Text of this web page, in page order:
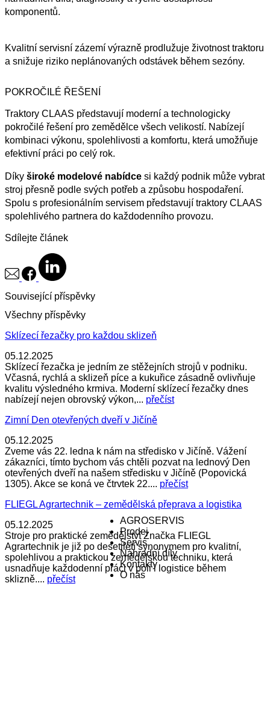
AGROSERVIS
Prodej
Servis
Náhradní díly
Kontakty
O nás
komponentů.
Kvalitní servisní zázemí výrazně prodlužuje životnost traktoru
a snižuje riziko neplánovaných odstávek během sezóny.
POKROČILÉ ŘEŠENÍ
Traktory CLAAS představují moderní a technologicky
pokročilé řešení pro zemědělce všech velikostí. Nabízejí
kombinaci výkonu, spolehlivosti a komfortu, která umožňuje
efektivní práci po celý rok.
Díky široké modelové nabídce si každý podnik může vybrat
stroj přesně podle svých potřeb a způsobu hospodaření.
Spolu s profesionálním servisem představují traktory CLAAS
spolehlivého partnera do každodenního provozu.
Sdílejte článek
Související příspěvky
Všechny příspěvky
Sklízecí řezačky pro každou sklizeň
05.12.2025
Sklízecí řezačka je jedním ze stěžejních strojů v podniku.
Včasná, rychlá a sklizeň píce a kukuřice zásadně ovlivňuje
kvalitu výsledného krmiva. Moderní sklízecí řezačky dnes
nabízejí nejen obrovský výkon,... přečíst
Zimní Den otevřených dveří v Jičíně
05.12.2025
Zveme vás 22. ledna k nám na středisko v Jičíně. Vážení
zákazníci, tímto bychom vás chtěli pozvat na lednový Den
otevřených dveří na našem středisku v Jičíně (Popovická
1305). Akce se koná ve čtrvtek 22.... přečíst
FLIEGL Agrartechnik – zemědělská přeprava a logistika
05.12.2025
Stroje pro praktické zemědělství Značka FLIEGL
Agrartechnik je již po desetiletí synonymem pro kvalitní,
spolehlivou a praktickou zemědělskou techniku, která
usnadňuje každodenní práci v poli i logistice během
sklizně.... přečíst